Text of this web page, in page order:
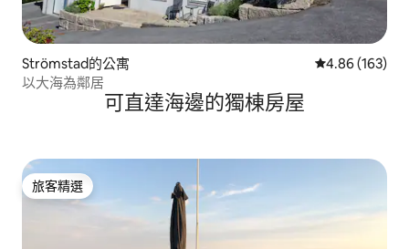
Strömstad的公寓 從 163 則評價
4.86 (163)
以大海為鄰居
可直達海邊的獨棟房屋
旅客精選
旅客精選